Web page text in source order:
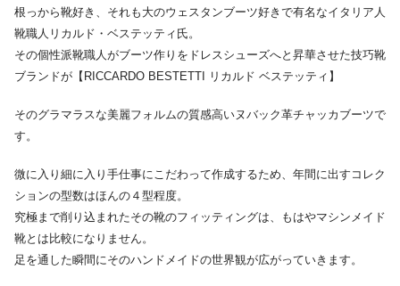
根っから靴好き、それも大のウェスタンブーツ好きで有名なイタリア人
靴職人リカルド・ベステッティ氏。
その個性派靴職人がブーツ作りをドレスシューズへと昇華させた技巧靴
ブランドが【RICCARDO BESTETTI リカルド ベステッティ】
そのグラマラスな美麗フォルムの質感高いヌバック革チャッカブーツで
す。
微に入り細に入り手仕事にこだわって作成するため、年間に出すコレク
ションの型数はほんの４型程度。
究極まで削り込まれたその靴のフィッティングは、もはやマシンメイド
靴とは比較になりません。
足を通した瞬間にそのハンドメイドの世界観が広がっていきます。